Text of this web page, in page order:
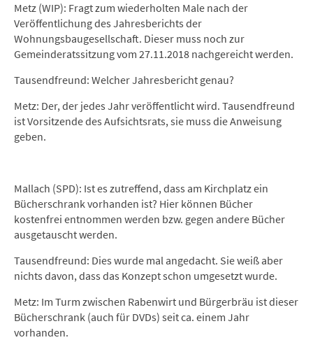
Metz (WIP): Fragt zum wiederholten Male nach der
Veröffentlichung des Jahresberichts der
Wohnungsbaugesellschaft. Dieser muss noch zur
Gemeinderatssitzung vom 27.11.2018 nachgereicht werden.
Tausendfreund: Welcher Jahresbericht genau?
Metz: Der, der jedes Jahr veröffentlicht wird. Tausendfreund
ist Vorsitzende des Aufsichtsrats, sie muss die Anweisung
geben.
Mallach (SPD): Ist es zutreffend, dass am Kirchplatz ein
Bücherschrank vorhanden ist? Hier können Bücher
kostenfrei entnommen werden bzw. gegen andere Bücher
ausgetauscht werden.
Tausendfreund: Dies wurde mal angedacht. Sie weiß aber
nichts davon, dass das Konzept schon umgesetzt wurde.
Metz: Im Turm zwischen Rabenwirt und Bürgerbräu ist dieser
Bücherschrank (auch für DVDs) seit ca. einem Jahr
vorhanden.